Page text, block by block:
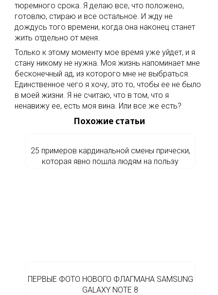
тюремного срока. Я делаю все, что положено,
готовлю, стираю и все остальное. И жду не
дождусь того времени, когда она наконец станет
жить отдельно от меня.
Только к этому моменту мое время уже уйдет, и я
стану никому не нужна. Моя жизнь напоминает мне
бесконечный ад, из которого мне не выбраться.
Единственное чего я хочу, это то, чтобы ее не было
в моей жизни. Я не считаю, что в том, что я
ненавижу ее, есть моя вина. Или все же есть?
Похожие статьи
25 примеров кардинальной смены прически,
которая явно пошла людям на пользу
ПЕРВЫЕ ФОТО НОВОГО ФЛАГМАНА SAMSUNG
GALAXY NOTE 8